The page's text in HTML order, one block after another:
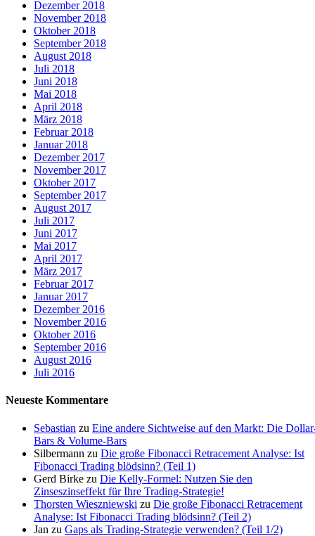
Dezember 2018
November 2018
Oktober 2018
September 2018
August 2018
Juli 2018
Juni 2018
Mai 2018
April 2018
März 2018
Februar 2018
Januar 2018
Dezember 2017
November 2017
Oktober 2017
September 2017
August 2017
Juli 2017
Juni 2017
Mai 2017
April 2017
März 2017
Februar 2017
Januar 2017
Dezember 2016
November 2016
Oktober 2016
September 2016
August 2016
Juli 2016
Neueste Kommentare
Sebastian zu Eine andere Sichtweise auf den Markt: Die
Bars & Volume-Bars
Silbermann zu Die große Fibonacci Retracement Analyse: Ist
Fibonacci Trading blödsinn? (Teil 1)
Gerd Birke zu Die Kelly-Formel: Nutzen Sie den
Zinseszinseffekt für Ihre Trading-Strategie!
Thorsten Wieszniewski zu Die große Fibonacci Retracement
Analyse: Ist Fibonacci Trading blödsinn? (Teil 2)
Jan zu Gaps als Trading-Strategie verwenden? (Teil 1/2)